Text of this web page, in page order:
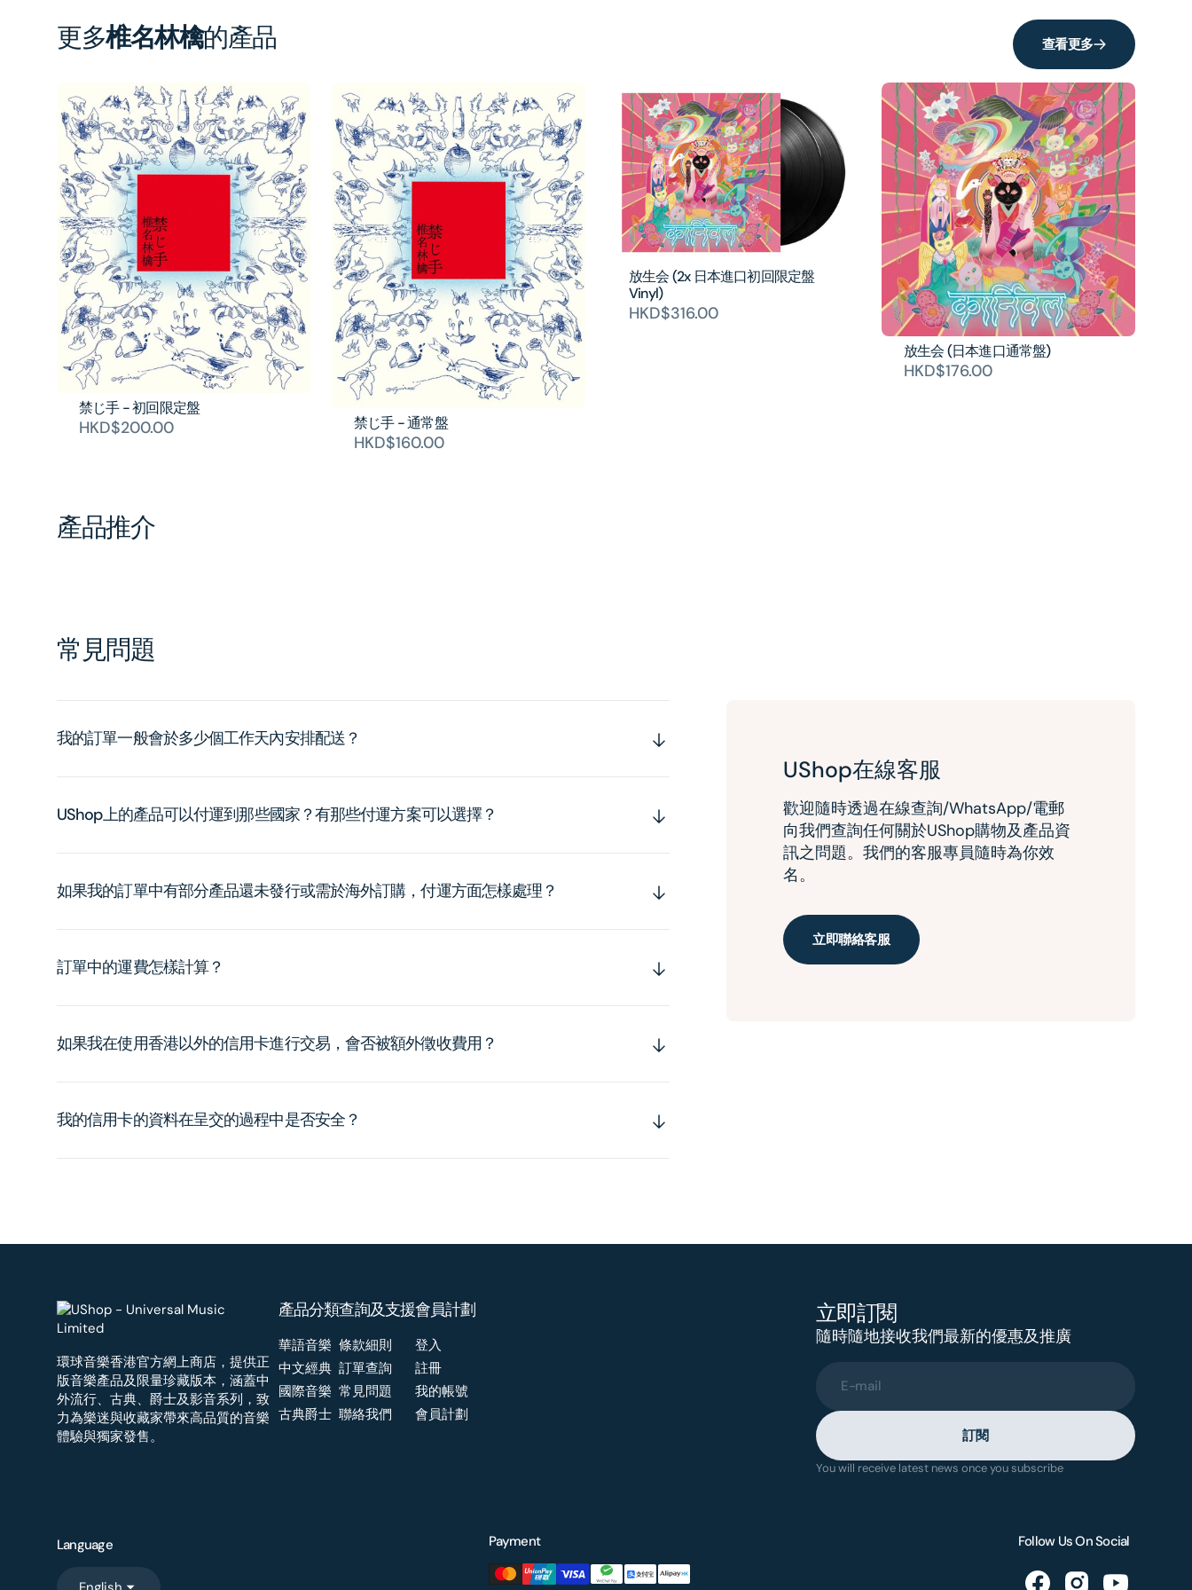
更多椎名林檎的產品 查看更多
禁じ手 - 初回限定盤
HKD$200.00 禁じ手 - 通常盤
HKD$160.00
放生会 (2x 日本進口初回限定盤
Vinyl)
HKD$316.00
放生会 (日本進口通常盤)
HKD$176.00
產品推介
常見問題
我的訂單一般會於多少個工作天內安排配送？
UShop上的產品可以付運到那些國家？有那些付運方案可以選擇？
如果我的訂單中有部分產品還未發行或需於海外訂購，付運方面怎樣處理？
訂單中的運費怎樣計算？
如果我在使用香港以外的信用卡進行交易，會否被額外徵收費用？
我的信用卡的資料在呈交的過程中是否安全？
UShop在線客服
歡迎隨時透過在線查詢/WhatsApp/電郵
向我們查詢任何關於UShop購物及產品資
訊之問題。我們的客服專員隨時為你效
名。
立即聯絡客服
環球音樂香港官方網上商店，提供正
版音樂產品及限量珍藏版本，涵蓋中
外流行、古典、爵士及影音系列，致
力為樂迷與收藏家帶來高品質的音樂
體驗與獨家發售。
產品分類
華語音樂
中文經典
國際音樂
古典爵士
查詢及支援
條款細則
訂單查詢
常見問題
聯絡我們
會員計劃
登入
註冊
我的帳號
會員計劃
立即訂閱
隨時隨地接收我們最新的優惠及推廣
E-mail
訂閱
You will receive latest news once you subscribe
Language Payment Follow Us On Social